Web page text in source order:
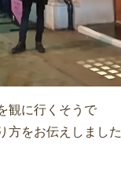
観に行くそうで
方をお伝えしました